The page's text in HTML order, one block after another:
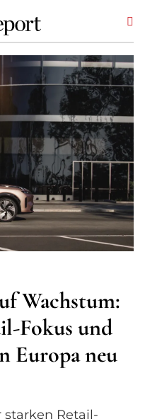
Wachstum:
Fokus und
Europa neu
Retail-